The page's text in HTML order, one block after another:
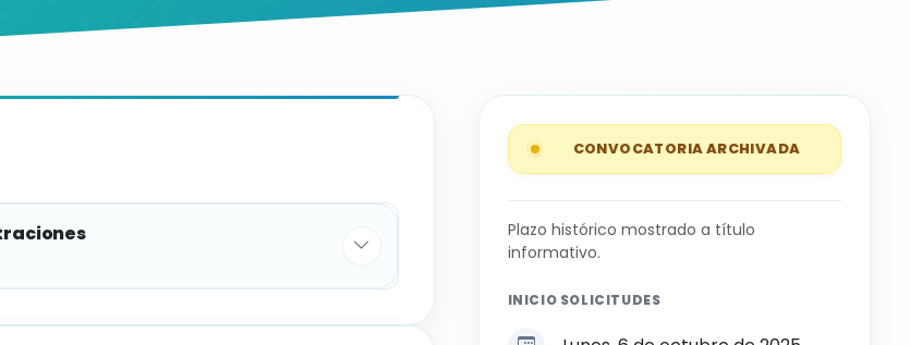
CONVOCATORIA ARCHIVADA
Plazo histórico mostrado a título
informativo.
INICIO SOLICITUDES